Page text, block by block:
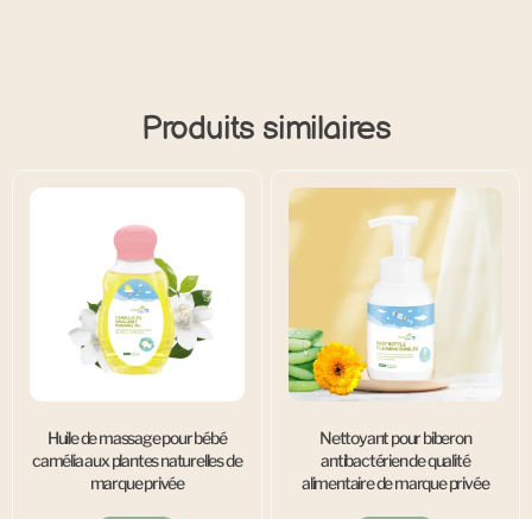
Produits similaires
Huile de massage pour bébé
camélia aux plantes naturelles de
marque privée
Nettoyant pour biberon
antibactérien de qualité
alimentaire de marque privée